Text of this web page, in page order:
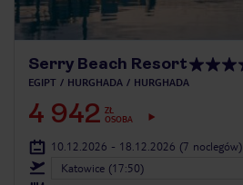
Serry Beach Resort
EGIPT HURGHADA HURGHADA
4 942 ZŁ
OSOBA
10.12.2026 - 18.12.2026 (7 noclegów)
Katowice (17:50)